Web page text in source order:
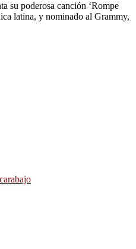
su poderosa canción ‘Rompe
latina, y nominado al Grammy,